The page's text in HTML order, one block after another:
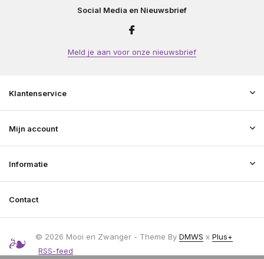
Social Media en Nieuwsbrief
Meld je aan voor onze nieuwsbrief
Klantenservice
Mijn account
Informatie
Contact
© 2026 Mooi en Zwanger - Theme By DMWS x Plus+
RSS-feed